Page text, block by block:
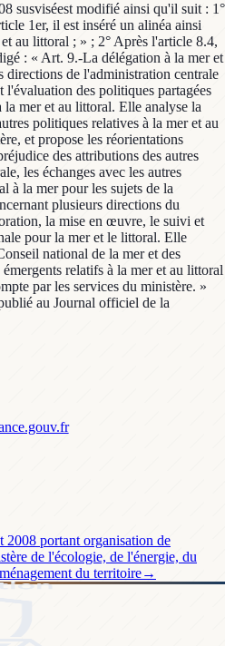
susviséest modifié ainsi qu'il suit : 1°
1er, il est inséré un alinéa ainsi
au littoral ; » ; 2° Après l'article 8.4,
: « Art. 9.-La délégation à la mer et
de l'administration centrale
des politiques partagées
la mer et au littoral. Elle analyse la
politiques relatives à la mer et au
et propose les réorientations
des attributions des autres
les échanges avec les autres
à la mer pour les sujets de la
plusieurs directions du
la mise en œuvre, le suivi et
pour la mer et le littoral. Elle
national de la mer et des
relatifs à la mer et au littoral
par les services du ministère. »
au Journal officiel de la
portant organisation de
de l'écologie, de l'énergie, du
du territoire→